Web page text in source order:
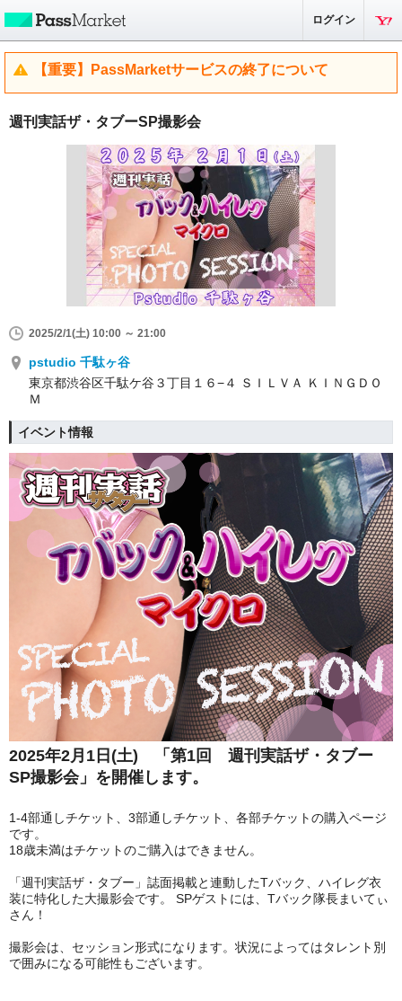
ログイン
【重要】PassMarketサービスの終了について
週刊実話ザ・タブーSP撮影会
2025/2/1(土) 10:00 ～ 21:00
pstudio 千駄ヶ谷
東京都渋谷区千駄ケ谷３丁目１６−４ ＳＩＬＶＡ ＫＩＮＧＤＯ
Ｍ
イベント情報
2025年2月1日(土) 「第1回 週刊実話ザ・タブー
SP撮影会」を開催します。
1-4部通しチケット、3部通しチケット、各部チケットの購入ページ
です。
18歳未満はチケットのご購入はできません。
「週刊実話ザ・タブー」誌面掲載と連動したTバック、ハイレグ衣
装に特化した大撮影会です。 SPゲストには、Tバック隊長まいてぃ
さん！
撮影会は、セッション形式になります。状況によってはタレント別
で囲みになる可能性もございます。